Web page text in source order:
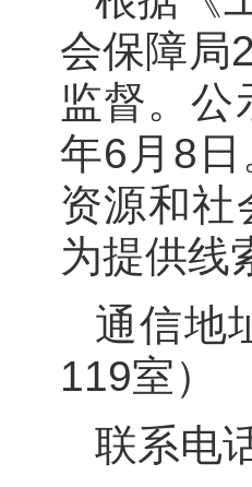
会保障局
监督。公
年6月8
资源和社
为提供线
通信地
119室）
联系电